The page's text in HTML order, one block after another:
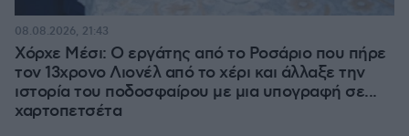
Χόρχε Μέσι: Ο εργάτης από το Ροσάριο που πήρε
τον 13χρονο Λιονέλ από το χέρι και άλλαξε την
ιστορία του ποδοσφαίρου με μια υπογραφή σε...
χαρτοπετσέτα
08.08.2026, 21:43